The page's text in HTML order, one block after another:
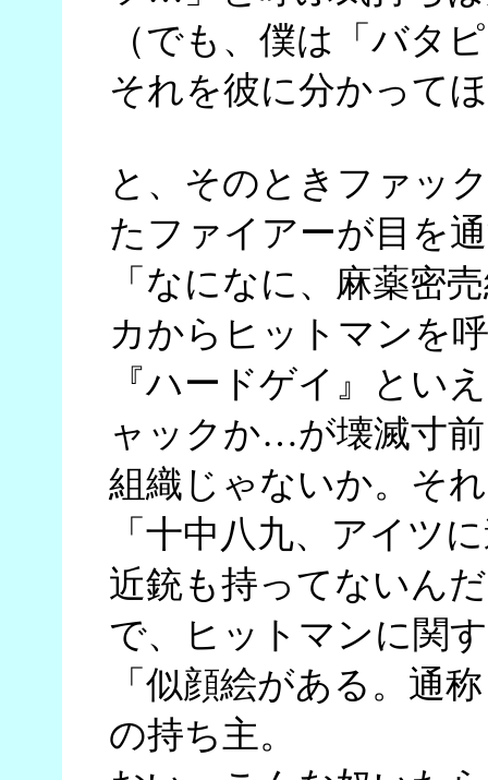
（でも、僕は「バタ
それを彼に分かって
と、そのときファッ
たファイアーが目を
「なになに、麻薬密
カからヒットマンを
『ハードゲイ』とい
ャックか…が壊滅寸
組織じゃないか。そ
「十中八九、アイツ
近銃も持ってないん
で、ヒットマンに関
「似顔絵がある。通
の持ち主。